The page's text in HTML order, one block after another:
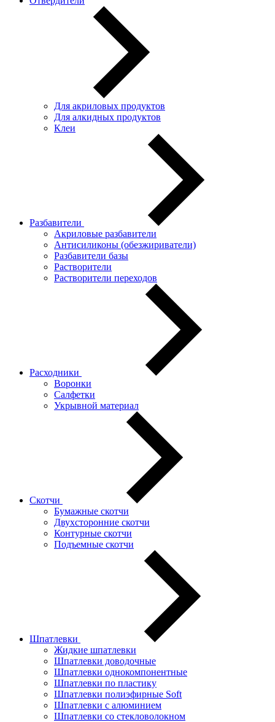
Для акриловых продуктов
Для алкидных продуктов
Клеи
Разбавители
Акриловые разбавители
Антисиликоны (обезжириватели)
Разбавители базы
Растворители
Растворители переходов
Расходники
Воронки
Салфетки
Укрывной материал
Скотчи
Бумажные скотчи
Двухсторонние скотчи
Контурные скотчи
Подъемные скотчи
Шпатлевки
Жидкие шпатлевки
Шпатлевки доводочные
Шпатлевки однокомпонентные
Шпатлевки по пластику
Шпатлевки полиэфирные Soft
Шпатлевки с алюминием
Шпатлевки со стекловолокном